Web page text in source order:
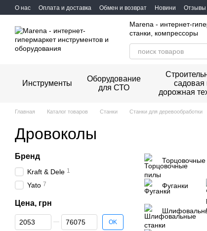
Перейти к основному контенту
О нас Оплата и доставка Обмен и возврат Новини Отзывы
Marena - интернет-
станки, компрессоры
Инструменты
Оборудование
для СТО
садовая
дорожная
Главная Каталог товаров Станки Станки для деревообработки
Дровоколы
Фуганки
Бренд
Kraft & Dele 1
Yato 7
Цена, грн
От Цена, грн
До Цена, грн OK